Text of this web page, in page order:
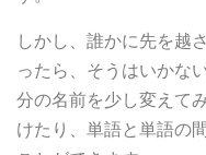
しかし、誰かに先を越
ったら、そうはいかな
分の名前を少し変えて
けたり、単語と単語の